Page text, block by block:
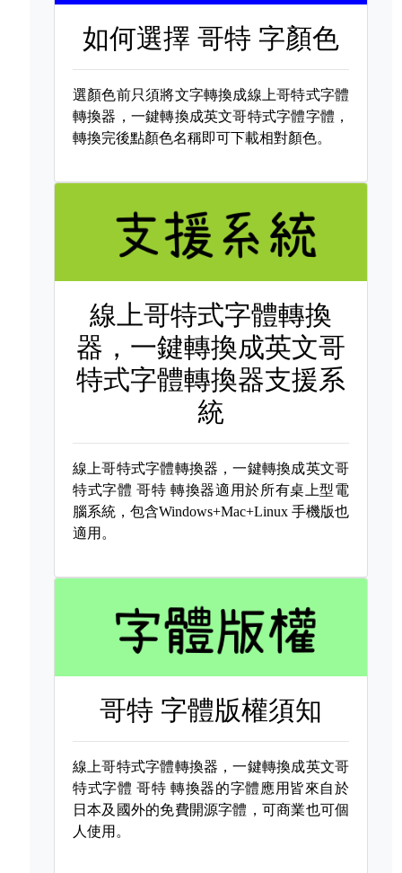
如何選擇哥特 字顏色
選顏色前只須將文字轉換成線上哥特式字體
轉換器，一鍵轉換成英文哥特式字體字體，
轉換完後點顏色名稱即可下載相對顏色。
線上哥特式字體轉換
器，一鍵轉換成英文哥
特式字體轉換器支援系
統
線上哥特式字體轉換器，一鍵轉換成英文哥
特式字體哥特 轉換器適用於所有桌上型電
腦系統，包含Windows+Mac+Linux 手機版也
適用。
哥特 字體版權須知
線上哥特式字體轉換器，一鍵轉換成英文哥
特式字體哥特 轉換器的字體應用皆來自於
日本及國外的免費開源字體，可商業也可個
人使用。